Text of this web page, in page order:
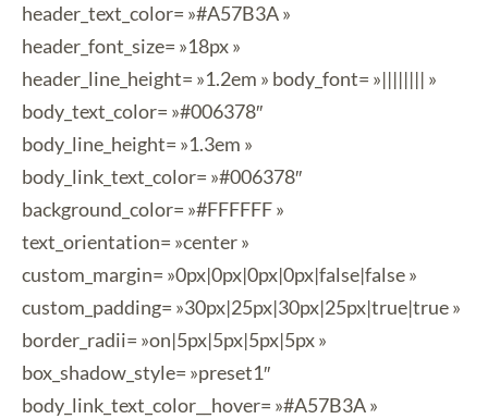
header_text_color= »#A57B3A »
header_font_size= »18px »
header_line_height= »1.2em » body_font= »|||||||| »
body_text_color= »#006378″
body_line_height= »1.3em »
body_link_text_color= »#006378″
background_color= »#FFFFFF »
text_orientation= »center »
custom_margin= »0px|0px|0px|0px|false|false »
custom_padding= »30px|25px|30px|25px|true|true »
border_radii= »on|5px|5px|5px|5px »
box_shadow_style= »preset1″
body_link_text_color__hover= »#A57B3A »